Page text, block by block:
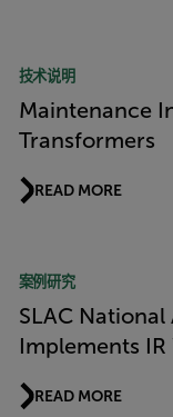
技术说明
Maintenance
Transformers
READ MORE
案例研究
SLAC
Implements
READ MORE